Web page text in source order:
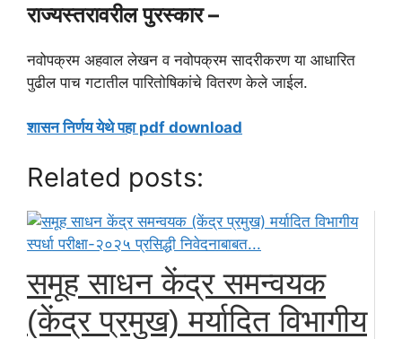
राज्यस्तरावरील पुरस्कार –
नवोपक्रम अहवाल लेखन व नवोपक्रम सादरीकरण या आधारित
पुढील पाच गटातील पारितोषिकांचे वितरण केले जाईल.
शासन निर्णय येथे पहा pdf download
Related posts:
समूह साधन केंद्र समन्वयक
(केंद्र प्रमुख) मर्यादित विभागीय